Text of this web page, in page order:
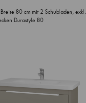
80 cm mit 2 Schubladen, exkl.
Durastyle 80